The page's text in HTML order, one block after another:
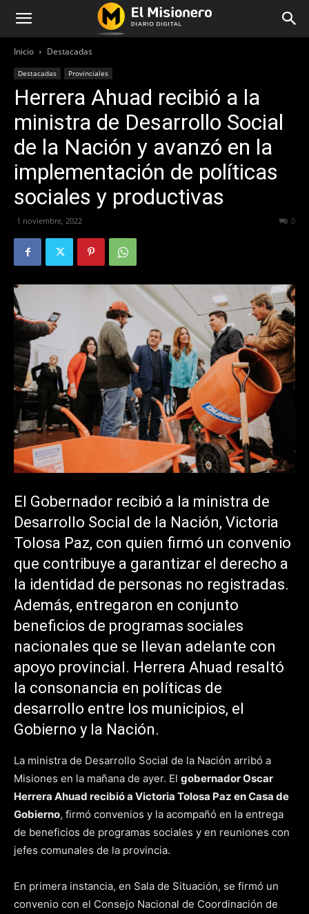
Inicio Destacadas
Destacadas Provinciales
Herrera Ahuad recibió a la
ministra de Desarrollo Social
de la Nación y avanzó en la
implementación de políticas
sociales y productivas
1 noviembre, 2022 0
El Gobernador recibió a la ministra de
Desarrollo Social de la Nación, Victoria
Tolosa Paz, con quien firmó un convenio
que contribuye a garantizar el derecho a
la identidad de personas no registradas.
Además, entregaron en conjunto
beneficios de programas sociales
nacionales que se llevan adelante con
apoyo provincial. Herrera Ahuad resaltó
la consonancia en políticas de
desarrollo entre los municipios, el
Gobierno y la Nación.
La ministra de Desarrollo Social de la Nación arribó a
Misiones en la mañana de ayer. El gobernador Oscar
Herrera Ahuad recibió a Victoria Tolosa Paz en Casa de
Gobierno, firmó convenios y la acompañó en la entrega
de beneficios de programas sociales y en reuniones con
jefes comunales de la provincia.
En primera instancia, en Sala de Situación, se firmó un
convenio con el Consejo Nacional de Coordinación de